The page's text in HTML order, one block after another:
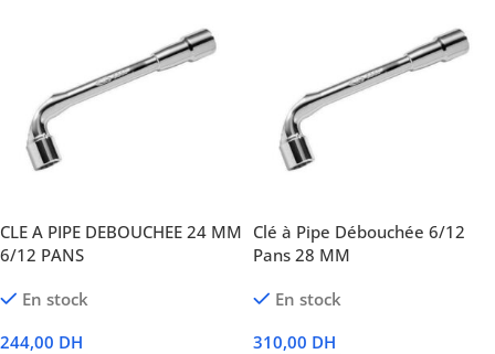
CLE A PIPE DEBOUCHEE 24 MM
6/12 PANS
En stock
244,00 DH
Clé à Pipe Débouchée 6/12
Pans 28 MM
En stock
310,00 DH